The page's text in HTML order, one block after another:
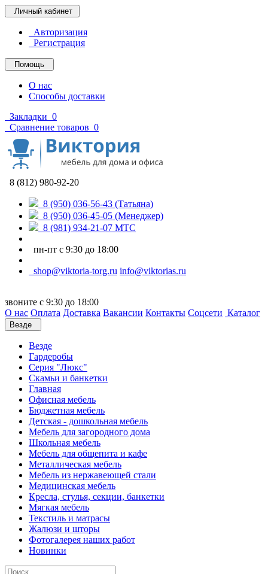
Личный кабинет
Авторизация
Регистрация
Помощь
О нас
Способы доставки
Закладки 0
Сравнение товаров 0
8 (812) 980-92-20
8 (950) 036-56-43 (Татьяна)
8 (950) 036-45-05 (Менеджер)
8 (981) 934-21-07 МТС
пн-пт с 9:30 до 18:00
shop@viktoria-torg.ru info@viktorias.ru
звоните с 9:30 до 18:00
О нас Оплата Доставка Вакансии Контакты Соцсети Каталог
Везде
Везде
Гардеробы
Серия "Люкс"
Скамьи и банкетки
Главная
Офисная мебель
Бюджетная мебель
Детская - дошкольная мебель
Мебель для загородного дома
Школьная мебель
Мебель для общепита и кафе
Металлическая мебель
Мебель из нержавеющей стали
Медицинская мебель
Кресла, стулья, секции, банкетки
Мягкая мебель
Текстиль и матрасы
Жалюзи и шторы
Фотогалерея наших работ
Новинки